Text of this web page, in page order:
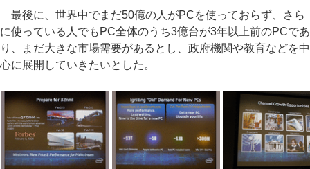
最後に、世界中でまだ50億の人がPCを使っておらず、さら
に使っている人でもPC全体のうち3億台が3年以上前のPCであ
り、まだ大きな市場需要があるとし、政府機関や教育などを中
心に展開していきたいとした。